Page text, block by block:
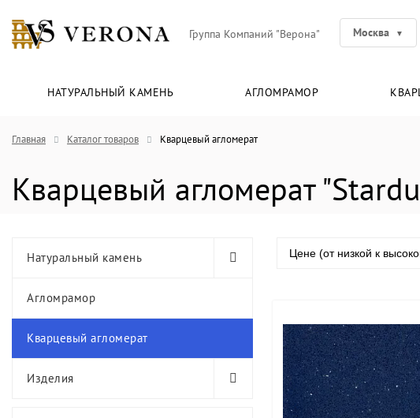
Группа Компаний "Верона" Москва
НАТУРАЛЬНЫЙ КАМЕНЬ АГЛОМРАМОР
Главная Каталог товаров Кварцевый агломерат
Кварцевый агломерат
Натуральный камень
Агломрамор
Кварцевый агломерат
Изделия
Цене (от низкой к